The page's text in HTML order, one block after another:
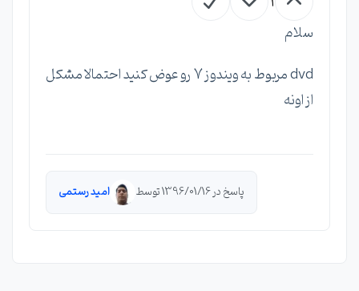
سلام
dvd مربوط به ویندوز 7 رو عوض کنید احتمالا مشکل
از اونه
پاسخ در 1396/01/16 توسط امید رستمی